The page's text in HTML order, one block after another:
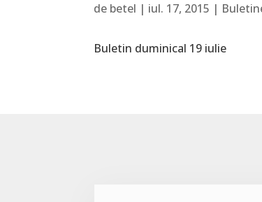
de betel | iul. 17, 2015 |
Buletin duminical 19 iulie